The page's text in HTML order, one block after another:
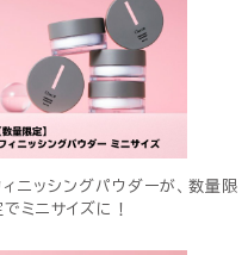
ィニッシングパウダーが、数量限
でミニサイズに！